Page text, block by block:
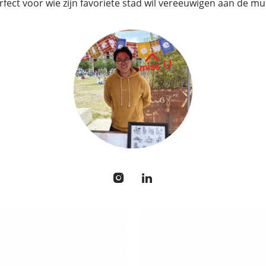
voor wie zijn favoriete stad wil vereeuwigen aan de